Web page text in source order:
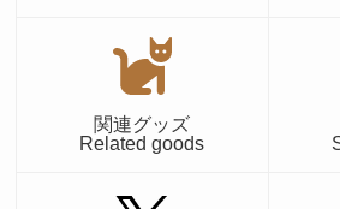
関連グッズ
Related goods